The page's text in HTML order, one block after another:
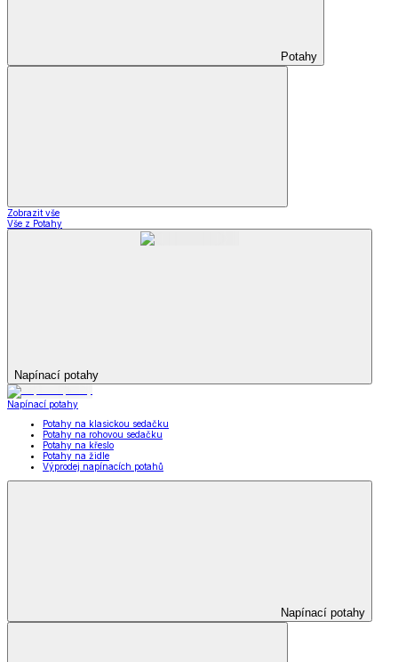
Potahy
Zobrazit vše
Vše z Potahy
Napínací potahy
Napínací potahy
Potahy na klasickou sedačku
Potahy na rohovou sedačku
Potahy na křeslo
Potahy na židle
Výprodej napínacích potahů
Napínací potahy